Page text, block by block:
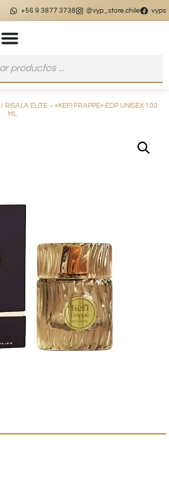
@vyp_store.chile vypstore.cl
/ RISALA ELITE – «KEFI FRAPPE» EDP UNISEX 100
ML